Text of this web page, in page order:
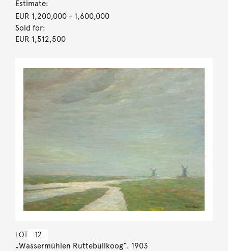
Estimate:
EUR 1,200,000- 1,600,000
Sold for:
EUR 1,512,500
LOT 12
„Wassermühlen Ruttebüllkoog“. 1903